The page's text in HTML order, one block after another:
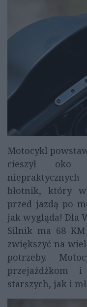
Motocykl
cieszył oko
błotnik, który
przed jazdą po
jak wygląda! Dla
Silnik ma 68
zwiększyć na
potrzeby.
przejażdżkom
starszych, jak i